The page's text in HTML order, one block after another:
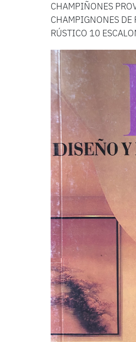
CHAMPIÑONES
CHAMPIGNONES DE
RÚSTICO 10